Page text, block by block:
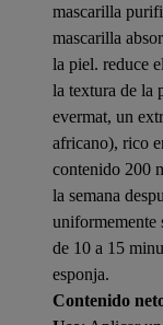
mascarilla
mascarilla
la piel. reduce
la textura de la
evermat, un
africano), rico
contenido 200
la semana
uniformemente
de 10 a 15
esponja.
Contenido